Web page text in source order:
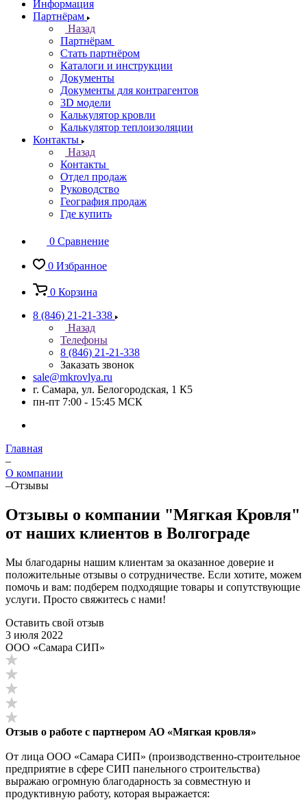
Информация
Партнёрам
Назад
Партнёрам
Стать партнёром
Каталоги и инструкции
Документы
Документы для контрагентов
3D модели
Калькулятор кровли
Калькулятор теплоизоляции
Контакты
Назад
Контакты
Отдел продаж
Руководство
География продаж
Где купить
0 Сравнение
0 Избранное
0 Корзина
8 (846) 21-21-338
Назад
Телефоны
8 (846) 21-21-338
Заказать звонок
sale@mkrovlya.ru
г. Самара, ул. Белогородская, 1 К5
пн-пт 7:00 - 15:45 МСК
Главная
–
О компании
–Отзывы
Отзывы о компании "Мягкая Кровля"
от наших клиентов в Волгограде
Мы благодарны нашим клиентам за оказанное доверие и
положительные отзывы о сотрудничестве. Если хотите, можем
помочь и вам: подберем подходящие товары и сопутствующие
услуги. Просто свяжитесь с нами!
Оставить свой отзыв
3 июля 2022
ООО «Самара СИП»
Отзыв о работе с партнером АО «Мягкая кровля»
От лица ООО «Самара СИП» (производственно-строительное
предприятие в сфере СИП панельного строительства)
выражаю огромную благодарность за совместную и
продуктивную работу, которая выражается: